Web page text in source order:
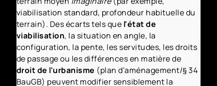
viabilisation standard, profondeur habituelle du
terrain). Des écarts tels que l'état de
viabilisation, la situation en angle, la
configuration, la pente, les servitudes, les droits
de passage ou les différences en matière de
droit de l'urbanisme (plan d'aménagement/§ 34
BauGB) peuvent modifier sensiblement la